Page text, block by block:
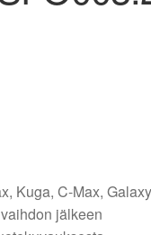
Kuga, C-Max,
jälkeen